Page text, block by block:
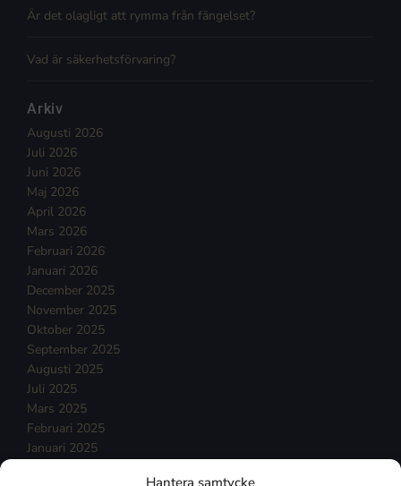
Hantera samtycke
Är det olagligt att rymma från fängelset?
Vad är säkerhetsförvaring?
Arkiv
Augusti 2026
Juli 2026
Juni 2026
Maj 2026
April 2026
Mars 2026
Februari 2026
Januari 2026
December 2025
November 2025
Oktober 2025
September 2025
Augusti 2025
Juli 2025
Mars 2025
Februari 2025
Januari 2025